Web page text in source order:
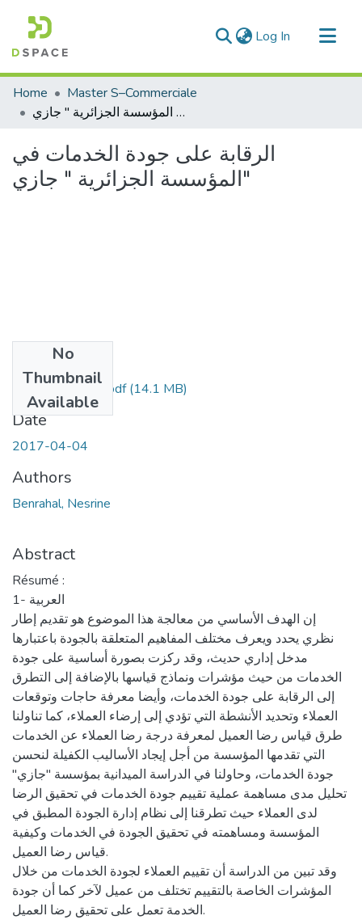
Log In (current)
Communities & Collections
All of DSpace
Home
Master S–Commerciale
الرقابة على جودة الخدمات في المؤسسة الجزائرية " جازي"
الرقابة على جودة الخدمات في
المؤسسة الجزائرية " جازي"
No
Thumbnail
Available
BenrahalNesrine.pdf(14.1 MB)
Date
2017-04-04
Authors
Benrahal, Nesrine
Abstract
Résumé :
العربية -1
إن الهدف الأساسي من معالجة هذا الموضوع هو تقديم إطار
نظري يحدد ويعرف مختلف المفاهيم المتعلقة بالجودة باعتبارها
مدخل إداري حديث، وقد ركزت بصورة أساسية على جودة
الخدمات من حيث مؤشرات ونماذج قياسها بالإضافة إلى التطرق
إلى الرقابة على جودة الخدمات، وأيضا معرفة حاجات وتوقعات
العملاء وتحديد الأنشطة التي تؤدي إلى إرضاء العملاء، كما تناولنا
طرق قياس رضا العميل لمعرفة درجة رضا العملاء عن الخدمات
التي تقدمها المؤسسة من أجل إيجاد الأساليب الكفيلة لنحسن
جودة الخدمات، وحاولنا في الدراسة الميدانية بمؤسسة "جازي"
تحليل مدى مساهمة عملية تقييم جودة الخدمات في تحقيق الرضا
لدى العملاء حيث تطرقنا إلى نظام إدارة الجودة المطبق في
المؤسسة ومساهمته في تحقيق الجودة في الخدمات وكيفية
قياس رضا العميل.
وقد تبين من الدراسة أن تقييم العملاء لجودة الخدمات من خلال
المؤشرات الخاصة بالتقييم تختلف من عميل لآخر كما أن جودة
الخدمة تعمل على تحقيق رضا العميل.